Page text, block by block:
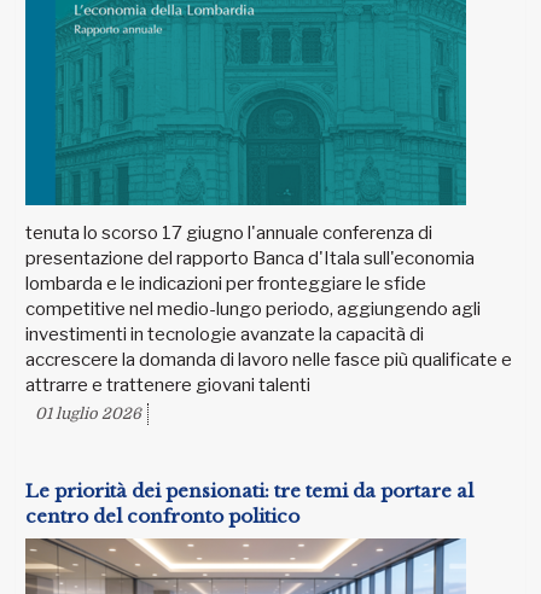
tenuta lo scorso 17 giugno l'annuale conferenza di
presentazione del rapporto Banca d'Itala sull'economia
lombarda e le indicazioni per fronteggiare le sfide
competitive nel medio-lungo periodo, aggiungendo agli
investimenti in tecnologie avanzate la capacità di
accrescere la domanda di lavoro nelle fasce più qualificate e
attrarre e trattenere giovani talenti
01 luglio 2026
Le priorità dei pensionati: tre temi da portare al
centro del confronto politico